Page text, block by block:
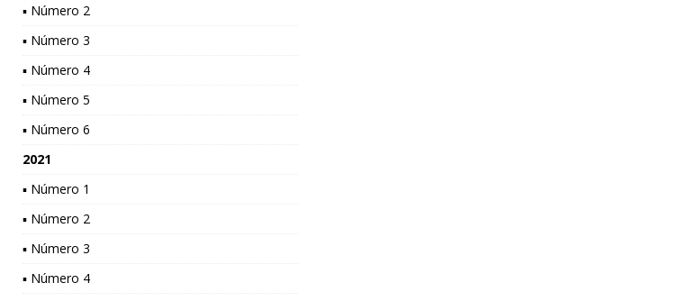
▪ Número 2
▪ Número 3
▪ Número 4
▪ Número 5
▪ Número 6
2021
▪ Número 1
▪ Número 2
▪ Número 3
▪ Número 4